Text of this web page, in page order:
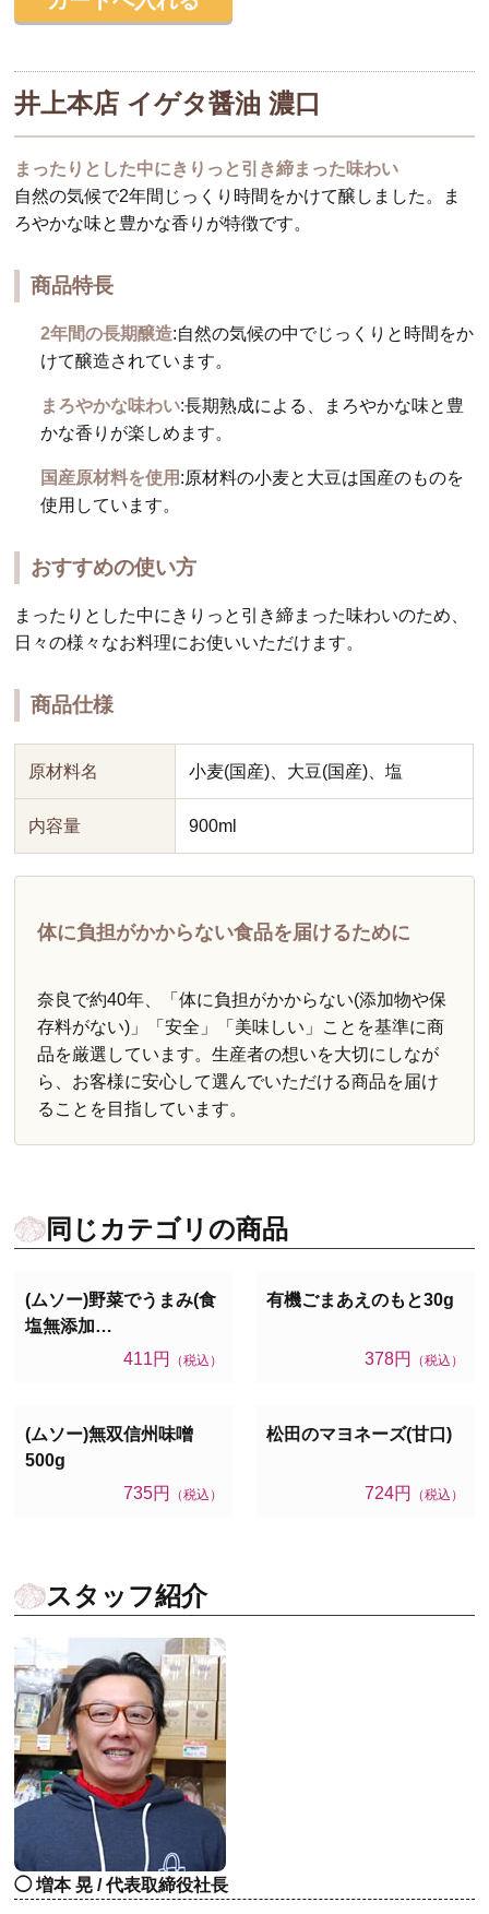
井上本店 イゲタ醤油 濃口
まったりとした中にきりっと引き締まった味わい
自然の気候で2年間じっくり時間をかけて醸しました。ま
ろやかな味と豊かな香りが特徴です。
商品特長
2年間の長期醸造:自然の気候の中でじっくりと時間をか
けて醸造されています。
まろやかな味わい:長期熟成による、まろやかな味と豊
かな香りが楽しめます。
国産原材料を使用 :原材料の小麦と大豆は国産のものを
使用しています。
おすすめの使い方
まったりとした中にきりっと引き締まった味わいのため、
日々の様々なお料理にお使いいただけます。
商品仕様
原材料名 小麦(国産)、大豆(国産)、塩
内容量 900ml
体に負担がかからない食品を届けるために
奈良で約40年、「体に負担がかからない(添加物や保
存料がない)」「安全」「美味しい」ことを基準に商
品を厳選しています。生産者の想いを大切にしなが
ら、お客様に安心して選んでいただける商品を届け
ることを目指しています。
同じカテゴリの商品
(ムソー)野菜でうまみ(食
塩無添加…
411円
（税込）
有機ごまあえのもと30g
378円 （税込）
(ムソー)無双信州味噌
500g
735円
（税込）
松田のマヨネーズ(甘口)
724円 （税込）
スタッフ紹介
増本 晃 / 代表取締役社長